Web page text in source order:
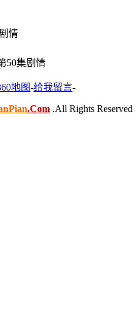
情
50集剧情
地图-给我留言-
.Com .All Rights Reserved